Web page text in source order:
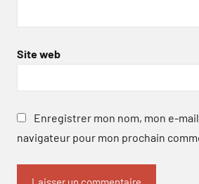
Site web
Enregistrer mon nom, mon e-
navigateur pour mon prochain